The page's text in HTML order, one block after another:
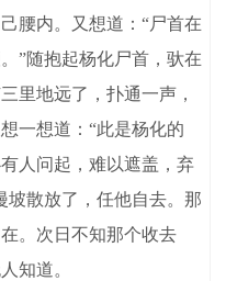
腰内。又想道：“尸首在
”随抱起杨化尸首，驮在
里地远了，扑通一声，
一想道：“此是杨化的
人问起，难以遮盖，弃
坡散放了，任他自去。那
。次日不知那个收去
知道。